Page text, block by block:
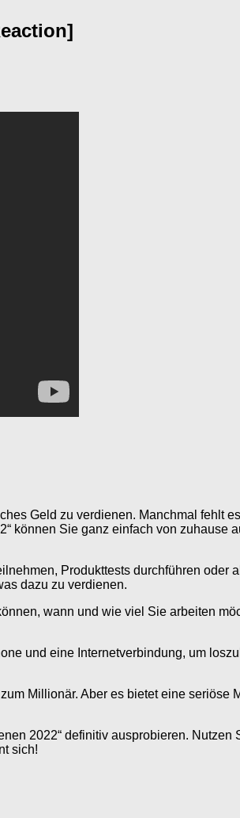
Geld zu verdienen. Manchmal fehlt
können Sie ganz einfach von zuhause
Produkttests durchführen oder
dazu zu verdienen.
wann und wie viel Sie arbeiten
und eine Internetverbindung, um
Millionär. Aber es bietet eine seriöse
2022“ definitiv ausprobieren. Nutzen
sich!